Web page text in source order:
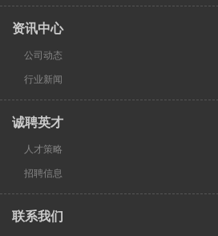
资讯中心
公司动态
行业新闻
诚聘英才
人才策略
招聘信息
联系我们